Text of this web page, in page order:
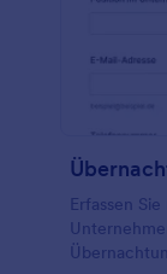
Erfassen